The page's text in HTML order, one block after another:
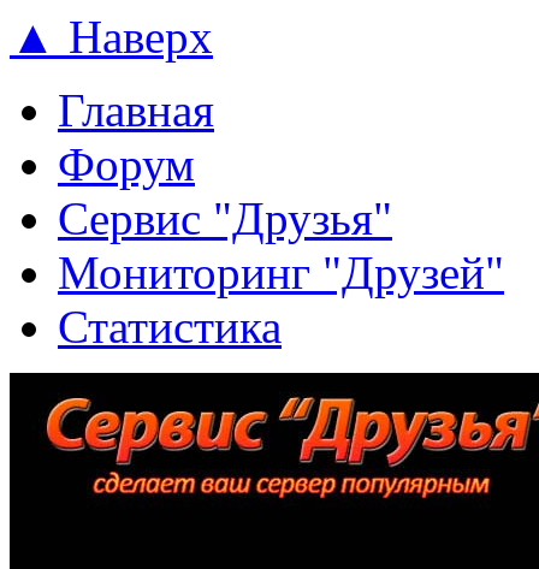
▲ Наверх
Главная
Форум
Сервис "Друзья"
Мониторинг "Друзей"
Статистика